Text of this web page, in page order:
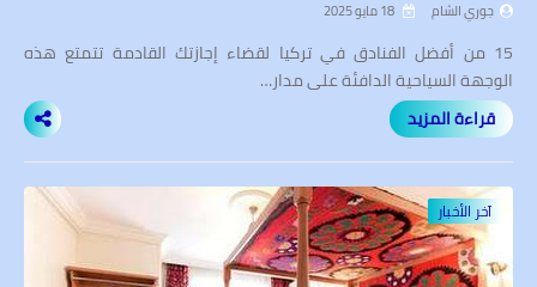
جوري الشام
15 من أفضل الفنادق في تركيا لقضاء إجازتك القادمة تتمتع هذه
الوجهة السياحية الدافئة على مدار…
قراءة المزيد
آخر الأخبار